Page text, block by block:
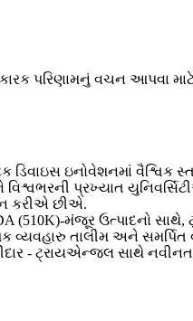
પરિણામનું વચન આપવા
ઇનોવેશનમાં વૈશ્વિક
પ્રખ્યાત
કરીએ છીએ.
(510K)-મંજૂર ઉત્પાદનો
વ્યવહારુ તાલીમ અને
- ટ્રાયએન્જલ સાથે